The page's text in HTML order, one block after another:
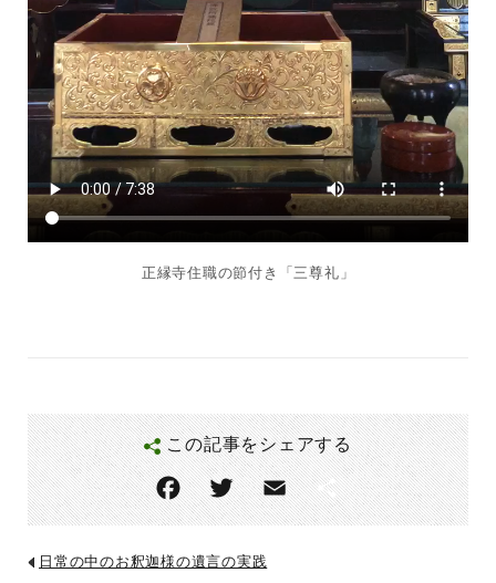
正縁寺住職の節付き「三尊礼」
この記事をシェアする
F
ac
eb
T
w
itt
E
m
共
有
日常の中のお釈迦様の遺言の実践